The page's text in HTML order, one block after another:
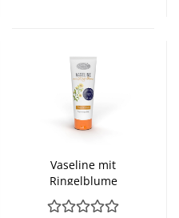
Vaseline mit
Ringelblume